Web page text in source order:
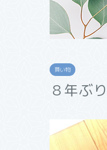
買い物
８年ぶ